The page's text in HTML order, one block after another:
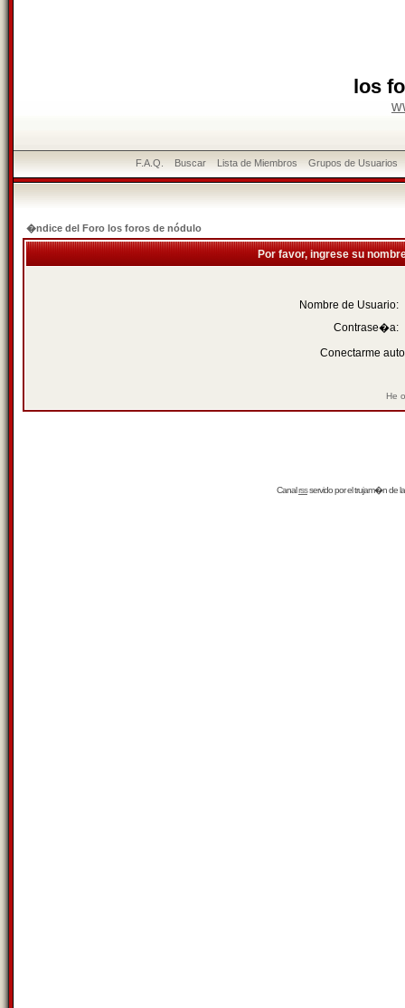
los
F.A.Q. Buscar Lista de Miembros Grupos de Usuarios
�ndice del Foro los foros de nódulo
Por favor, ingrese su
Nombre de Usuario:
Contrase�a:
Conectarme
He
Canalrssservido por eltrujam�nde